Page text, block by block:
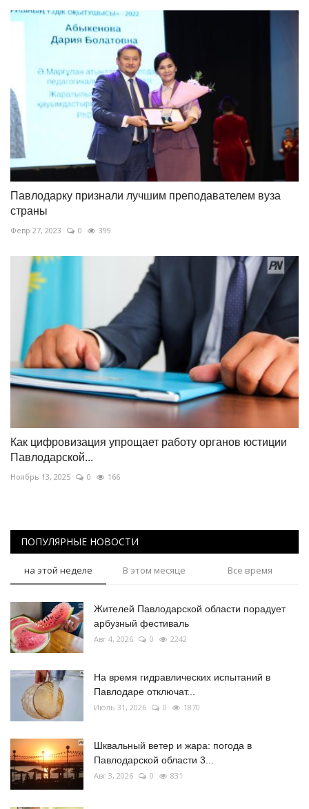
Павлодарку признали лучшим преподавателем вуза
страны
Февр 27, 2023 0 399
Как цифровизация упрощает работу органов юстиции
Павлодарской...
Ноябрь 13, 2025 0 166
ПОПУЛЯРНЫЕ НОВОСТИ
на этой неделе В этом месяце Все время
Жителей Павлодарской области порадует
арбузный фестиваль
Авг 4, 2026 0 2242
На время гидравлических испытаний в
Павлодаре отключат...
Июль 31, 2026 0 1870
Шквальный ветер и жара: погода в
Павлодарской области 3...
Авг 3, 2026 0 831